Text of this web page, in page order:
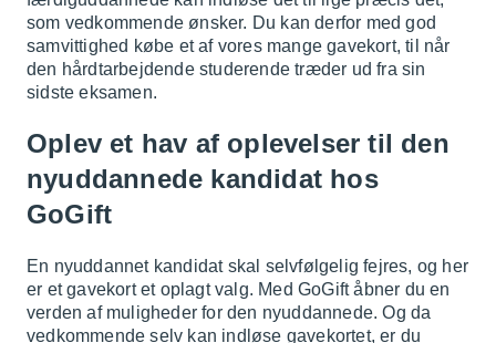
som vedkommende ønsker. Du kan derfor med god
samvittighed købe et af vores mange gavekort, til når
den hårdtarbejdende studerende træder ud fra sin
sidste eksamen.
Oplev et hav af oplevelser til den
nyuddannede kandidat hos
GoGift
En nyuddannet kandidat skal selvfølgelig fejres, og her
er et gavekort et oplagt valg. Med GoGift åbner du en
verden af muligheder for den nyuddannede. Og da
vedkommende selv kan indløse gavekortet, er du